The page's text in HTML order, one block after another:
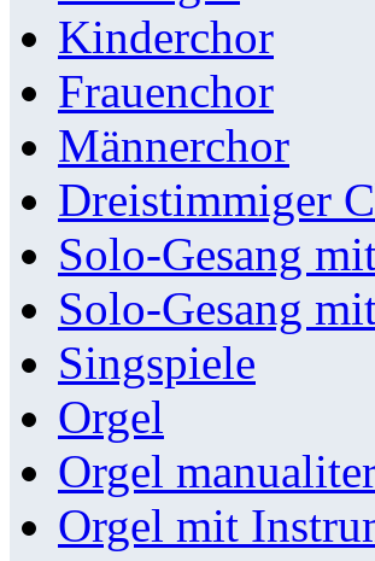
Kinderchor
Frauenchor
Männerchor
Dreistimmiger
Solo-Gesang
Solo-Gesang
Singspiele
Orgel
Orgel
Orgel mit